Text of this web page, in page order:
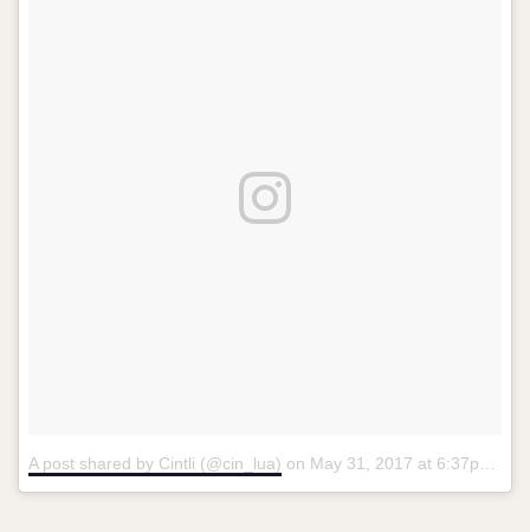
A post shared by Cintli (@cin_lua) on May 31, 2017 at 6:37pm PDT